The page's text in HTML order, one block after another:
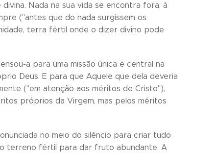
Nada na sua vida se encontra fora, à
("antes que do nada surgissem os
terra fértil onde o dizer divino pode
a para uma missão única e central na
Deus. E para que Aquele que dela deveria
("em atenção aos méritos de Cristo"),
próprios da Virgem, mas pelos méritos
no meio do silêncio para criar tudo
o terreno fértil para dar fruto abundante. A